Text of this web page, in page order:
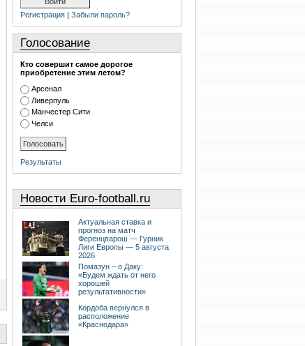
Регистрация | Забыли пароль?
Голосование
Кто совершит самое дорогое
приобретение этим летом?
Арсенал
Ливерпуль
Манчестер Сити
Челси
Результаты
Новости Euro-football.ru
Актуальная ставка и
прогноз на матч
Ференцварош — Гурник
Лиги Европы — 5 августа
2026
Помазун – о Даку:
«Будем ждать от него
хорошей
результативности»
Кордоба вернулся в
расположение
«Краснодара»